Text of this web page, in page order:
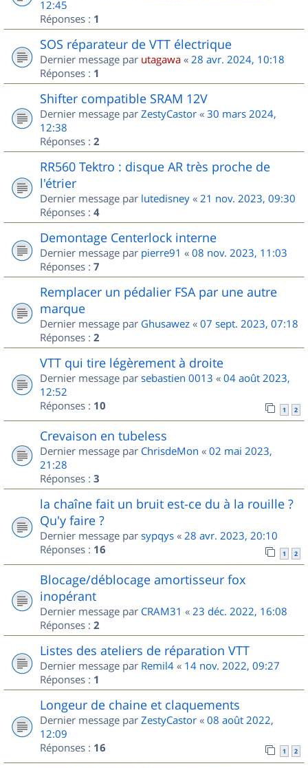
12:45
Réponses : 1
SOS réparateur de VTT électrique
Dernier message par utagawa « 28 avr. 2024, 10:18
Réponses : 1
Shifter compatible SRAM 12V
Dernier message par ZestyCastor « 30 mars 2024,
12:38
Réponses : 2
RR560 Tektro : disque AR très proche de
l'étrier
Dernier message par lutedisney « 21 nov. 2023, 09:30
Réponses : 4
Demontage Centerlock interne
Dernier message par pierre91 « 08 nov. 2023, 11:03
Réponses : 7
Remplacer un pédalier FSA par une autre
marque
Dernier message par Ghusawez « 07 sept. 2023, 07:18
Réponses : 2
VTT qui tire légèrement à droite
Dernier message par sebastien 0013 « 04 août 2023,
12:52
Réponses : 10 1 2
Crevaison en tubeless
Dernier message par ChrisdeMon « 02 mai 2023,
21:28
Réponses : 3
la chaîne fait un bruit est-ce du à la rouille ?
Qu'y faire ?
Dernier message par sypqys « 28 avr. 2023, 20:10
Réponses : 16 1 2
Blocage/déblocage amortisseur fox
inopérant
Dernier message par CRAM31 « 23 déc. 2022, 16:08
Réponses : 2
Listes des ateliers de réparation VTT
Dernier message par Remil4 « 14 nov. 2022, 09:27
Réponses : 1
Longeur de chaine et claquements
Dernier message par ZestyCastor « 08 août 2022,
12:09
Réponses : 16 1 2